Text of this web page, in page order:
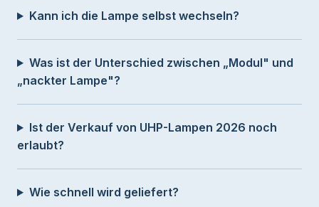
Kann ich die Lampe selbst wechseln?
Was ist der Unterschied zwischen „Modul" und
„nackter Lampe"?
Ist der Verkauf von UHP-Lampen 2026 noch
erlaubt?
Wie schnell wird geliefert?